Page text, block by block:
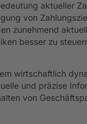
aktueller
von
zunehmend
besser zu
wirtschaftlich
und präzise
von